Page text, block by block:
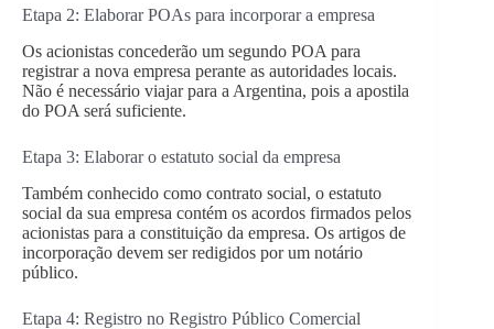
Etapa 2: Elaborar POAs para incorporar a empresa
Os acionistas concederão um segundo POA para
registrar a nova empresa perante as autoridades locais.
Não é necessário viajar para a Argentina, pois a apostila
do POA será suficiente.
Etapa 3: Elaborar o estatuto social da empresa
Também conhecido como contrato social, o estatuto
social da sua empresa contém os acordos firmados pelos
acionistas para a constituição da empresa. Os artigos de
incorporação devem ser redigidos por um notário
público.
Etapa 4: Registro no Registro Público Comercial